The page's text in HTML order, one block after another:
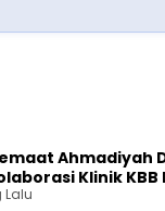
Ahmadiyah
Klinik KBB
Lalu